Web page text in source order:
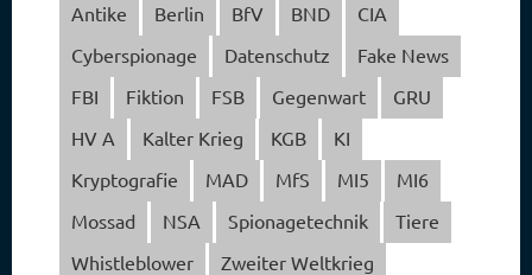
Antike
Berlin BfV BND
CIA
Cyberspionage
Datenschutz
Fake News
FBI
Fiktion FSB Gegenwart
GRU
HV A
Kalter Krieg KGB
KI
Kryptografie
MAD MfS MI5
MI6
Mossad
NSA Spionagetechnik
Tiere
Whistleblower
Zweiter Weltkrieg